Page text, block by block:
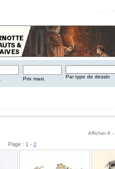
Prix maxi. Par type de dessin
Afficher 8 -
Page : 1 - 2